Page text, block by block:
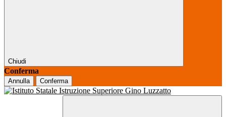
Chiudi
Conferma
Annulla Conferma